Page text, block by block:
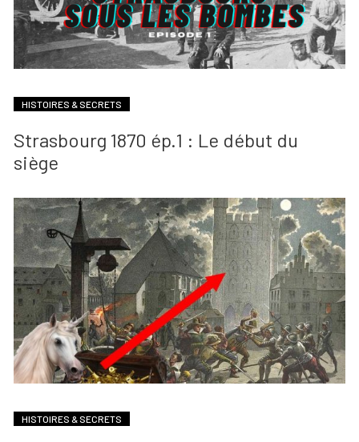
HISTOIRES & SECRETS
Strasbourg 1870 ép.1 : Le début du
siège
HISTOIRES & SECRETS